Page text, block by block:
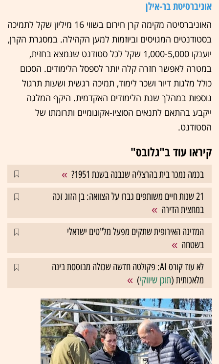
אוניברסיטת בר-אילן
האוניברסיטה מקימה קרן חירום בשווי 16 מיליון שקל לתמיכה
בסטודנטים המגויסים וביוזמות למען הקהילה. במסגרת הקרן,
יוענקו 1,000-5,000 שקל לכל סטודנט שנמצא בחזית,
במטרה לאפשר חזרה קלה יותר לספסל הלימודים. הסכום
כולל מלגות דיור ושכר לימוד, תמיכה רגשית ושעות תרגול
נוספות במהלך שנת הלימודים האקדמית. היקף המלגה
ייקבע בהתאם לתנאים הסוציו-אקונומיים ותרומתו של
הסטודנט.
קיראו עוד ב"גלובס"
בכמה נמכר בית בהרצליה שנבנה בשנת 1951?
21 שנות חיים משותפים גברו על הצוואה: בן הזוג זכה
במחצית הדירה
המדינה האירופית שתקים מפעל מל"טים ישראלי
בשטחה
לא עוד קורס AI: פקולטה חדשה שכולה מבוססת בינה
מלאכותית (תוכן שיווקי)